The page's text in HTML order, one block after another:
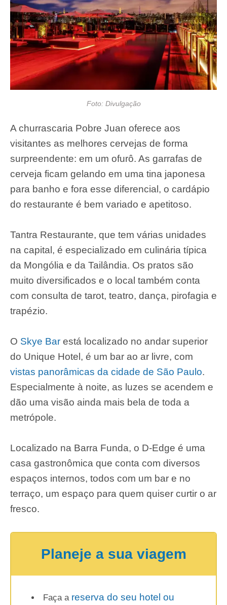
Foto: Divulgação
A churrascaria Pobre Juan oferece aos
visitantes as melhores cervejas de forma
surpreendente: em um ofurô. As garrafas de
cerveja ficam gelando em uma tina japonesa
para banho e fora esse diferencial, o cardápio
do restaurante é bem variado e apetitoso.
Tantra Restaurante, que tem várias unidades
na capital, é especializado em culinária típica
da Mongólia e da Tailândia. Os pratos são
muito diversificados e o local também conta
com consulta de tarot, teatro, dança, pirofagia e
trapézio.
O Skye Bar está localizado no andar superior
do Unique Hotel, é um bar ao ar livre, com
vistas panorâmicas da cidade de São Paulo.
Especialmente à noite, as luzes se acendem e
dão uma visão ainda mais bela de toda a
metrópole.
Localizado na Barra Funda, o D-Edge é uma
casa gastronômica que conta com diversos
espaços internos, todos com um bar e no
terraço, um espaço para quem quiser curtir o ar
fresco.
Planeje a sua viagem
Faça a reserva do seu hotel ou